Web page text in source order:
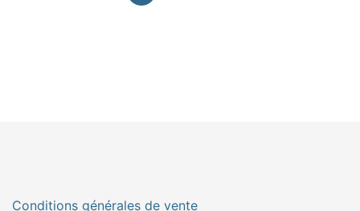
Conditions générales de vente